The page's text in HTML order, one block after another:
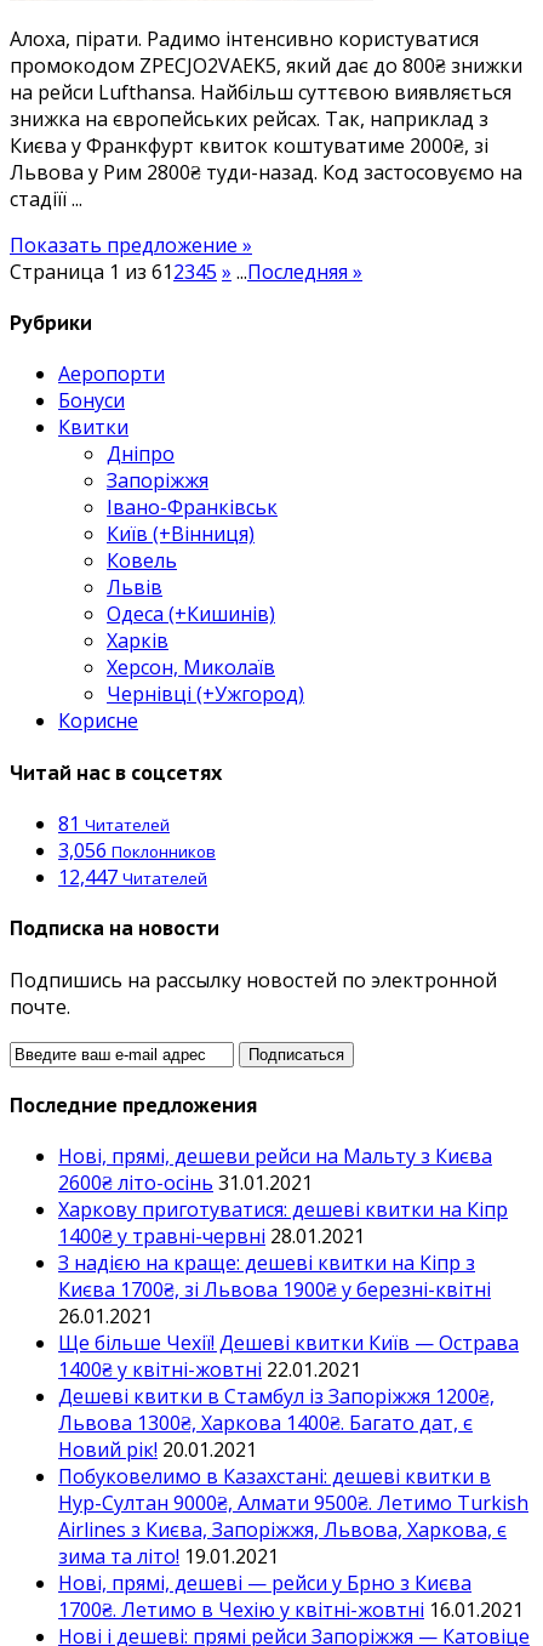
Рим
2800
etc
Алоха, пірати. Радимо інтенсивно користуватися
промокодом ZPECJO2VAEK5, який дає до 800₴ знижки
на рейси Lufthansa. Найбільш суттєвою виявляється
знижка на європейських рейсах. Так, наприклад з
Києва у Франкфурт квиток коштуватиме 2000₴, зі
Львова у Рим 2800₴ туди-назад. Код застосовуємо на
стадіїї ...
Показать предложение »
Страница 1 из 612345 » ...Последняя »
Рубрики
Аеропорти
Бонуси
Квитки
Дніпро
Запоріжжя
Івано-Франківськ
Київ (+Вінниця)
Ковель
Львів
Одеса (+Кишинів)
Харків
Херсон, Миколаїв
Чернівці (+Ужгород)
Корисне
Читай нас в соцсетях
81 Читателей
3,056 Поклонников
12,447 Читателей
Подписка на новости
Подпишись на рассылку новостей по электронной
почте.
Последние предложения
Нові, прямі, дешеви рейси на Мальту з Києва
2600₴ літо-осінь 31.01.2021
Харкову приготуватися: дешеві квитки на Кіпр
1400₴ у травні-червні 28.01.2021
З надією на краще: дешеві квитки на Кіпр з
Києва 1700₴, зі Львова 1900₴ у березні-квітні
26.01.2021
Ще більше Чехії! Дешеві квитки Київ — Острава
1400₴ у квітні-жовтні 22.01.2021
Дешеві квитки в Стамбул із Запоріжжя 1200₴,
Львова 1300₴, Харкова 1400₴. Багато дат, є
Новий рік! 20.01.2021
Побуковелимо в Казахстані: дешеві квитки в
Нур-Султан 9000₴, Алмати 9500₴. Летимо Turkish
Airlines з Києва, Запоріжжя, Львова, Харкова, є
зима та літо! 19.01.2021
Нові, прямі, дешеві — рейси у Брно з Києва
1700₴. Летимо в Чехію у квітні-жовтні 16.01.2021
Нові і дешеві: прямі рейси Запоріжжя — Катовіце